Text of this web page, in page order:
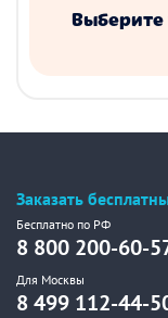
Выберите
Заказать
Бесплатно по РФ
8 800 200-60-
Для Москвы
8 499 112-44-